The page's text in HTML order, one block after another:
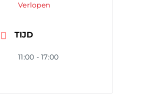
Verlopen
TIJD
11:00 - 17:00